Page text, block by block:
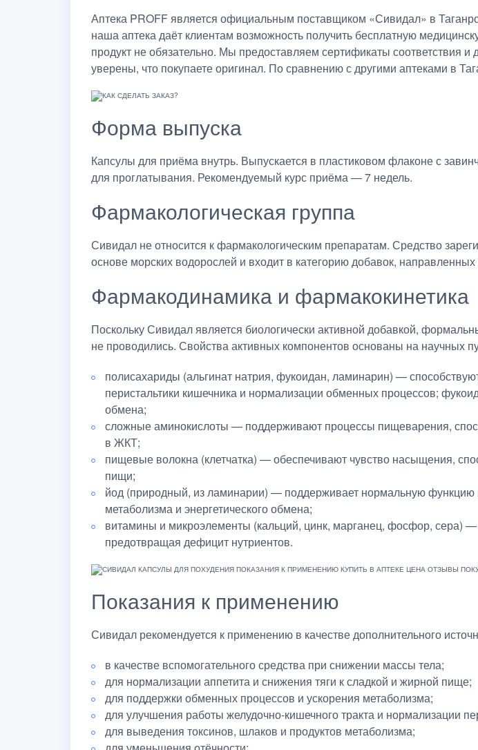
Аптека PROFF является официальным поставщиком «Сивидал» в
наша аптека даёт клиентам возможность получить бесплатную
продукт не обязательно. Мы предоставляем сертификаты соответствия
уверены, что покупаете оригинал. По сравнению с другими аптеками в
Форма выпуска
Капсулы для приёма внутрь. Выпускается в пластиковом флаконе с
для проглатывания. Рекомендуемый курс приёма — 7 недель.
Фармакологическая группа
Сивидал не относится к фармакологическим препаратам. Средство
основе морских водорослей и входит в категорию добавок,
Фармакодинамика и фармакокинетика
Поскольку Сивидал является биологически активной добавкой,
не проводились. Свойства активных компонентов основаны на научных
полисахариды (альгинат натрия, фукоидан, ламинарин) —
перистальтики кишечника и нормализации обменных процессов;
обмена;
сложные аминокислоты — поддерживают процессы пищеварения,
в ЖКТ;
пищевые волокна (клетчатка) — обеспечивают чувство насыщения,
пищи;
йод (природный, из ламинарии) — поддерживает нормальную функцию
метаболизма и энергетического обмена;
витамины и микроэлементы (кальций, цинк, марганец, фосфор, сера)
предотвращая дефицит нутриентов.
Показания к применению
Сивидал рекомендуется к применению в качестве дополнительного
в качестве вспомогательного средства при снижении массы тела;
для нормализации аппетита и снижения тяги к сладкой и жирной пище;
для поддержки обменных процессов и ускорения метаболизма;
для улучшения работы желудочно-кишечного тракта и нормализации
для выведения токсинов, шлаков и продуктов метаболизма;